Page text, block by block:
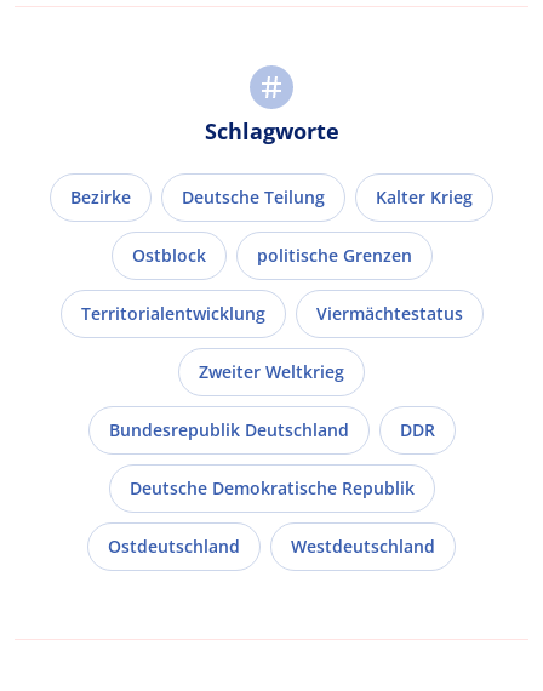
Schlagworte
Bezirke Deutsche Teilung Kalter Krieg
Ostblock politische Grenzen
Territorialentwicklung Viermächtestatus
Zweiter Weltkrieg
Bundesrepublik Deutschland DDR
Deutsche Demokratische Republik
Ostdeutschland Westdeutschland